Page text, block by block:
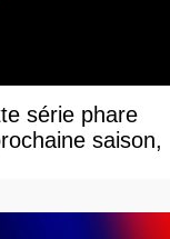
série phare
saison,